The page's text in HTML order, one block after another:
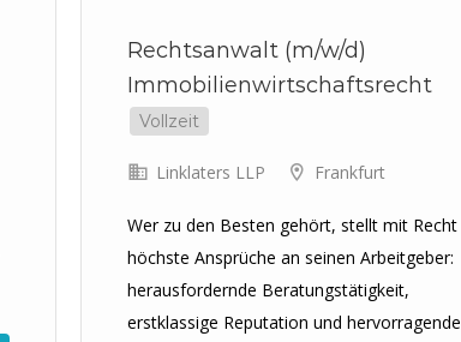
Rechtsanwalt (m/w/d)
Immobilienwirtschaftsrecht
Vollzeit
Linklaters LLP Frankfurt
Wer zu den Besten gehört, stellt mit Recht
höchste Ansprüche an seinen Arbeitgeber:
herausfordernde Beratungstätigkeit,
erstklassige Reputation und hervorragende